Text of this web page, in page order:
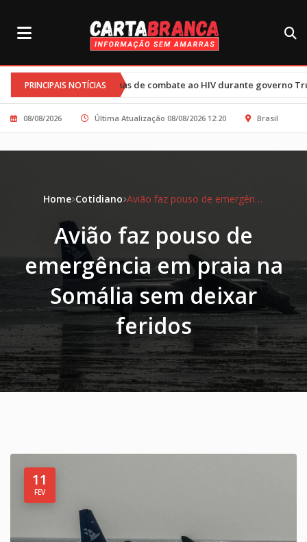
PRINCIPAIS NOTÍCIAS
de combate ao HIV durante governo Trump afetam 77 mil
08/08/2026 Última Atualização 08/08/2026 12:20 Brasil
Home Cotidiano Avião faz pouso de emergência em praia na Somália sem deixar feridos
Avião faz pouso de
emergência em praia na
Somália sem deixar
feridos
11
FEV